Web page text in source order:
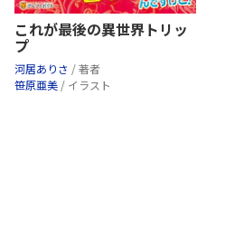
これが最後の異世界トリッ
プ
河居ありさ / 著者
笹原亜美 / イラスト